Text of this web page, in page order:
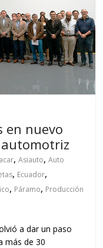
en nuevo
,Asiauto,Auto
, Ecuador,
, Páramo, Producción
a dar un paso
más de 30